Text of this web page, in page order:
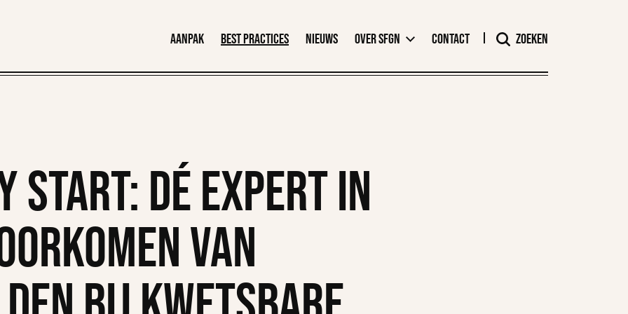
Aanpak
Best practices Nieuws Over SFGN Contact Zoeken
Start: dé expert in
van